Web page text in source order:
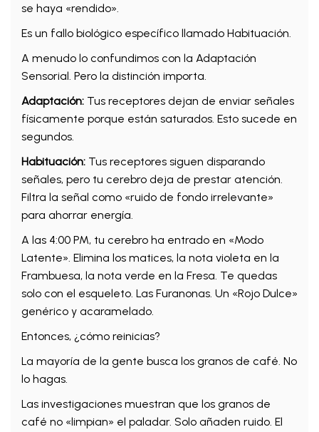
se haya «rendido».
Es un fallo biológico específico llamado Habituación.
A menudo lo confundimos con la Adaptación
Sensorial. Pero la distinción importa.
Adaptación: Tus receptores dejan de enviar señales
físicamente porque están saturados. Esto sucede en
segundos.
Habituación: Tus receptores siguen disparando
señales, pero tu cerebro deja de prestar atención.
Filtra la señal como «ruido de fondo irrelevante»
para ahorrar energía.
A las 4:00 PM, tu cerebro ha entrado en «Modo
Latente». Elimina los matices, la nota violeta en la
Frambuesa, la nota verde en la Fresa. Te quedas
solo con el esqueleto. Las Furanonas. Un «Rojo Dulce»
genérico y acaramelado.
Entonces, ¿cómo reinicias?
La mayoría de la gente busca los granos de café. No
lo hagas.
Las investigaciones muestran que los granos de
café no «limpian» el paladar. Solo añaden ruido. El